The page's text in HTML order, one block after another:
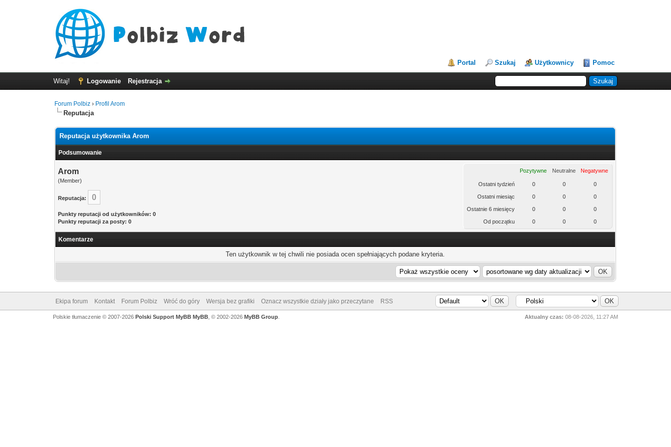
Portal Szukaj Użytkownicy Pomoc
Witaj! Logowanie Rejestracja
Forum Polbiz › Profil Arom
Reputacja
Reputacja użytkownika Arom
Podsumowanie
Arom
(Member)
Reputacja: 0
Punkty reputacji od użytkowników: 0
Punkty reputacji za posty: 0
Pozytywne Neutralne Negatywne
Ostatni tydzień 0 0 0
Ostatni miesiąc 0 0 0
Ostatnie 6 miesięcy 0 0 0
Od początku 0 0 0
Komentarze
Ten użytkownik w tej chwili nie posiada ocen spełniających podane kryteria.
Ekipa forum Kontakt Forum Polbiz Wróć do góry Wersja bez grafiki Oznacz wszystkie działy jako przeczytane RSS
Aktualny czas: 08-08-2026, 11:27 AM
Polskie tłumaczenie © 2007-2026 Polski Support MyBB MyBB, © 2002-2026 MyBB Group.